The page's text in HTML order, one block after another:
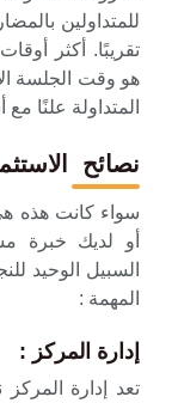
للمتداولين
هو وقت الجلسة
المتداولة علنًا
نصائح
سواء كانت هذه هي
أو لديك خبرة
السبيل الوحيد
المهمة :
إدارة المركز :
تعد إدارة